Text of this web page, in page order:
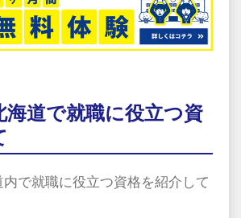
海道で就職に役立つ資
で就職に役立つ資格を紹介して